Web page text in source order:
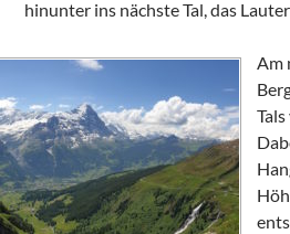
hinunter ins nächste Tal, das
Am